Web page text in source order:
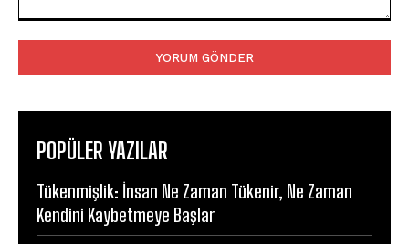
POPÜLER YAZILAR
Tükenmişlik: İnsan Ne Zaman Tükenir, Ne Zaman
Kendini Kaybetmeye Başlar